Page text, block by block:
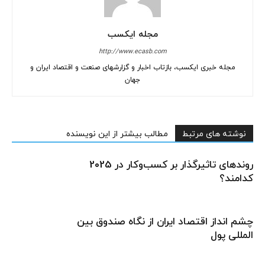
مجله ایکسب
http://www.ecasb.com
مجله خبری ایکسب، بازتاب اخبار و گزارشهای صنعت و اقتصاد ایران و
جهان
نوشته های مرتبط مطالب بیشتر از این نویسنده
روندهای تاثیرگذار بر کسب‌وکار در 2025
کدامند؟
چشم انداز اقتصاد ایران از نگاه صندوق بین
المللی پول